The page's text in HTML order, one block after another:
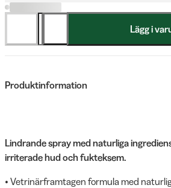
Lägg i
Produktinformation
Lindrande spray med naturliga
irriterade hud och fukteksem.
• Vetrinärframtagen formula med